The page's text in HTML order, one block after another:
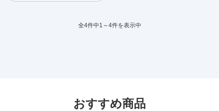
全4件中1～4件を表示中
おすすめ商品